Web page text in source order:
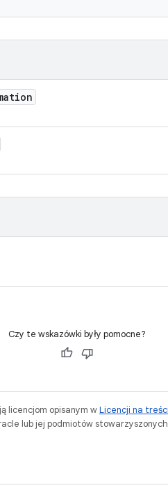
Czy te wskazówki były pomocne?
licencjom opisanym wLicencji na treści
lub jej podmiotów